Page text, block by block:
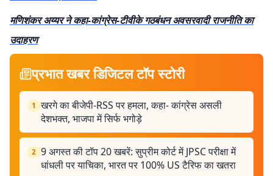
मणिशंकर अय्यर ने कहा-कांग्रेस-टीवीके गठबंधन अवसरवादी राजनीति का
उदाहरण
प्रभात खबर डिजिटल टॉप स्टोरी
1 खरगे का बीजेपी-RSS पर हमला, कहा- कांग्रेस असली
देशभक्त, भाजपा में सिर्फ भगोड़े
2 9 अगस्त की टॉप 20 खबरें: सुप्रीम कोर्ट में JPSC परीक्षा में
धांधली पर याचिका, भारत पर 100% US टैरिफ का खतरा